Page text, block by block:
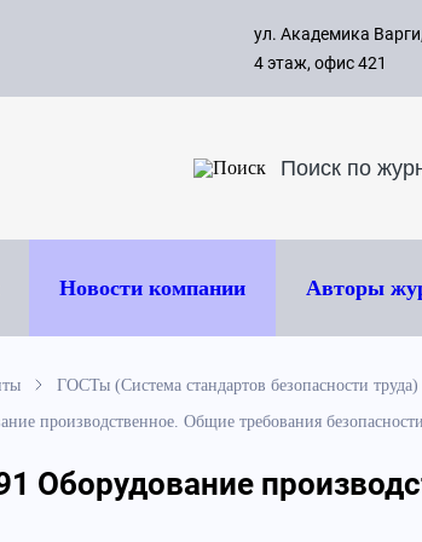
ул. Академика
4 этаж, офис 421
Новости компании Авторы
ГОСТы (Система стандартов безопасности труда)
производственное. Общие требования безопасности
Оборудование